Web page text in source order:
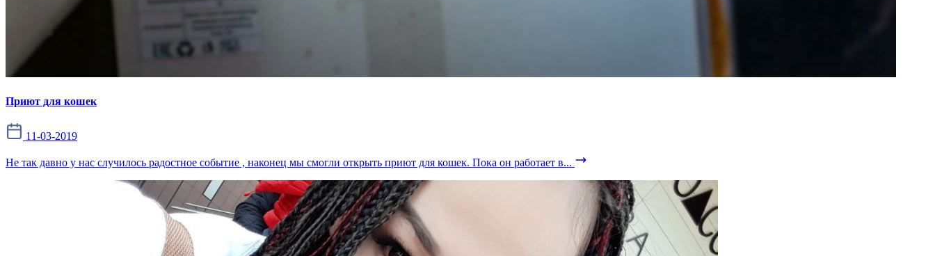
Приют для кошек
11-03-2019
Не так давно у нас случилось радостное событие , наконец мы смогли открыть приют для кошек. Пока он работает в...